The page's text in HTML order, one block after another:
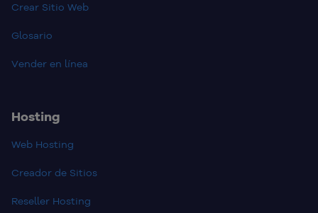
Crear Sitio Web
Glosario
Vender en línea
Hosting
Web Hosting
Creador de Sitios
Reseller Hosting